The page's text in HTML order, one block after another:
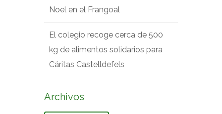
Noel en el Frangoal
El colegio recoge cerca de 500
kg de alimentos solidarios para
Cáritas Castelldefels
Archivos